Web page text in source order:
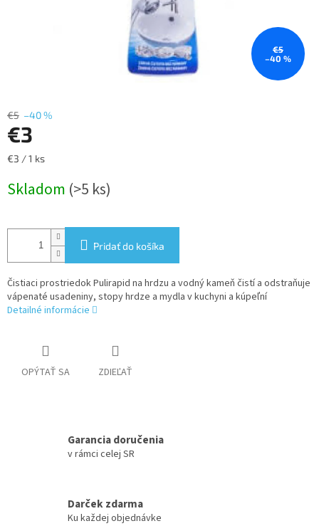
€5
–40 %
€5 –40 %
€3
Jednotková
€3 / 1 ks
Skladom (>5 ks)
Pridať do košíka
Čistiaci prostriedok Pulirapid na hrdzu a vodný kameň čistí a odstraňuje
vápenaté usadeniny, stopy hrdze a mydla v kuchyni a kúpeľní
Detailné informácie
OPÝTAŤ SA ZDIEĽAŤ
Garancia doručenia
v rámci celej SR
Darček zdarma
Ku každej objednávke